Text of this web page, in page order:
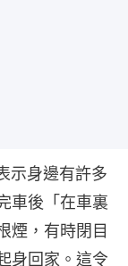
示身邊有許多
車後「在車裏
煙，有時閉目
身回家。這令